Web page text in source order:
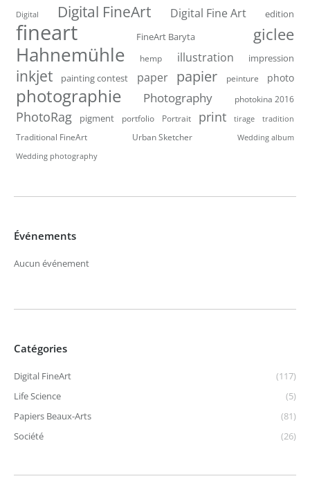
Digital Digital FineArt Digital Fine Art edition
fineart FineArt Baryta giclee
Hahnemühle hemp illustration impression
inkjet painting contest paper papier peinture photo
photographie Photography photokina 2016
PhotoRag pigment portfolio Portrait print tirage tradition
Traditional FineArt Urban Sketcher
Wedding album
Wedding photography
Événements
Aucun événement
Catégories
Digital FineArt
(117)
Life Science
(5)
Papiers Beaux-Arts
(81)
Société
(26)